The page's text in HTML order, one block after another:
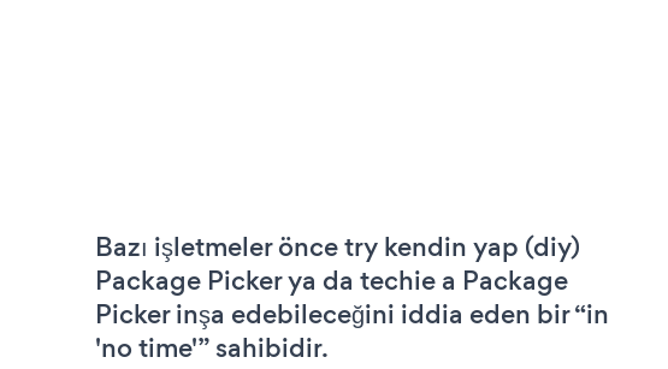
Bazı işletmeler önce try kendin yap (diy)
Package Picker ya da techie a Package
Picker inşa edebileceğini iddia eden bir “in
'no time'” sahibidir.